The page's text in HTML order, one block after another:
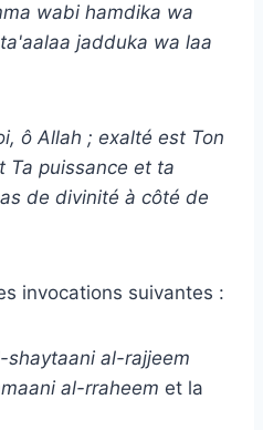
wabi hamdika wa
jadduka wa laa
ô Allah ; exalté est Ton
Ta puissance et ta
de divinité à côté de
invocations suivantes :
shaytaani al-rajjeem
al-rraheem et la